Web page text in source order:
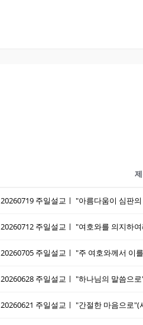
20260712 주일설교ㅣ "여호와를 의지하
20260628 주일설교ㅣ "하나님의 말씀으
20260621 주일설교ㅣ "간절한 마음으로